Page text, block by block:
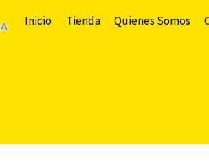
Inicio Tienda Quienes Somos